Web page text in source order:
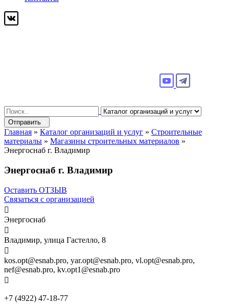
Search
for:
Отправить
Главная » Каталог организаций и услуг » Строительные
материалы » Магазины строительных материалов »
Энергоснаб г. Владимир
Энергоснаб г. Владимир
Оставить ОТЗЫВ
Связаться с организацией

Энергоснаб

Владимир, улица Гастелло, 8

kos.opt@esnab.pro, yar.opt@esnab.pro, vl.opt@esnab.pro,
nef@esnab.pro, kv.opt1@esnab.pro

+7 (4922) 47-18-77